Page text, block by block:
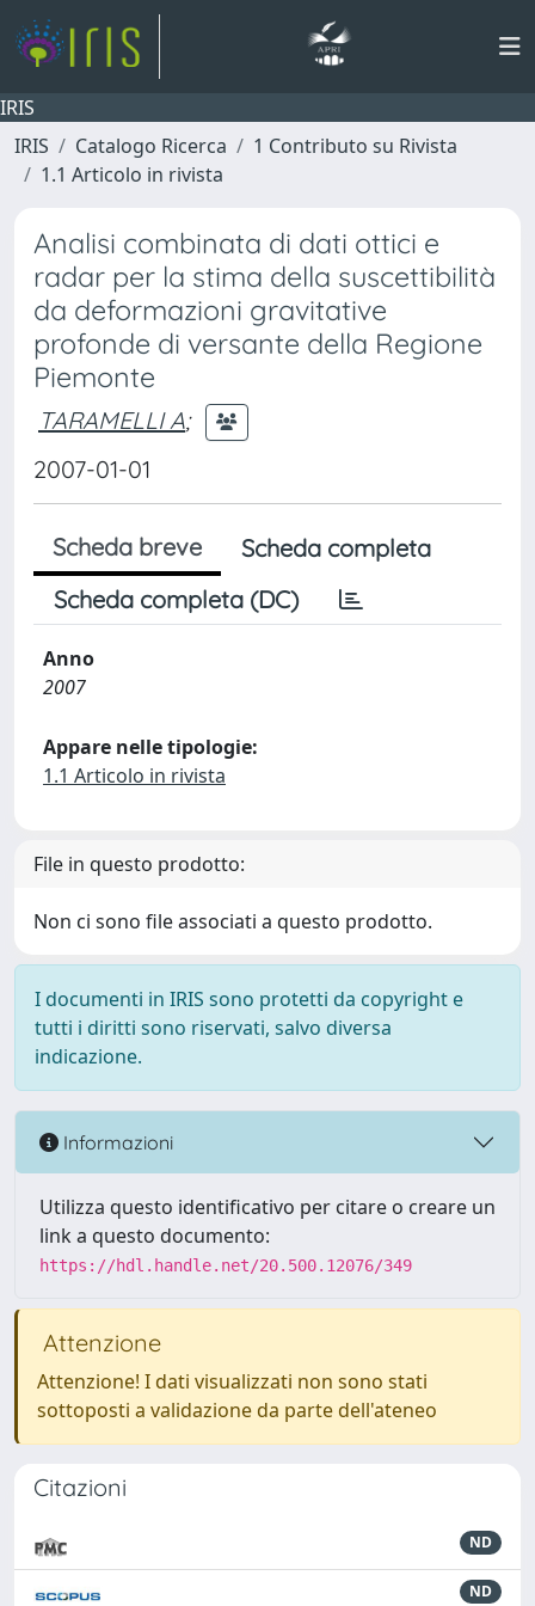
IRIS
IRIS
Catalogo Ricerca
1 Contributo su Rivista
1.1 Articolo in rivista
Analisi combinata di dati ottici e
radar per la stima della suscettibilità
da deformazioni gravitative
profonde di versante della Regione
Piemonte
TARAMELLI A;
2007-01-01
Scheda breve
Scheda completa
Scheda completa (DC)
Anno
2007
Appare nelle tipologie:
1.1 Articolo in rivista
File in questo prodotto:
Non ci sono file associati a questo prodotto.
I documenti in IRIS sono protetti da copyright e
tutti i diritti sono riservati, salvo diversa
indicazione.
Informazioni
Utilizza questo identificativo per citare o creare un
link a questo documento:
https://hdl.handle.net/20.500.12076/349
Attenzione
Attenzione! I dati visualizzati non sono stati
sottoposti a validazione da parte dell'ateneo
Citazioni
ND
ND